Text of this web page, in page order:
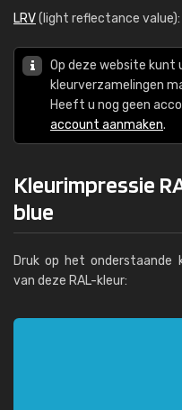
LRV(light reflectance value):
Op deze website kunt
kleurverzamelingen
Heeft u nog geen
account aanmaken.
Kleurimpressie
blue
Druk op het onderstaande
van deze RAL-kleur: